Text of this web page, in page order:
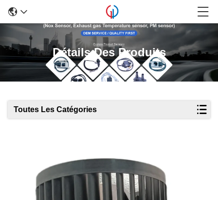
Détails Des Produits
Toutes Les Catégories